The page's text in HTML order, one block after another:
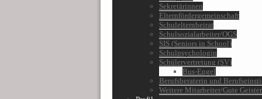
Sekretärinnen
Elternfördergemeinschaft
Schulelternbeirat
Schulsozialarbeiter/OGS
SIS (Seniors in School)
Schulpsychologin
Schülervertretung (SV)
Bus-Engel
Berufsberaterin und
Weitere Mitarbeiter/Gute Geister